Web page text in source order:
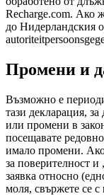
Recharge.com. Ако
до Нидерландския
Промени и
Възможно е
тази декларация,
или промени в
посещавате
имало промени.
за поверителност и
заявка относно
моля, свържете се с